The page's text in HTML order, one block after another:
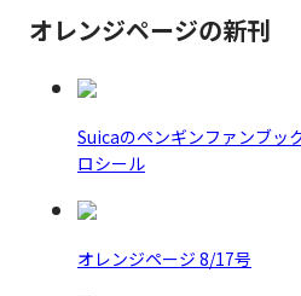
オレンジページの新刊
Suicaのペンギンファンブッ
ロシール
オレンジページ 8/17号